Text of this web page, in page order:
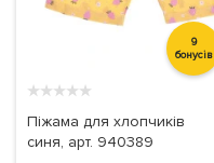
9
бонусів
★★★★★
Піжама для хлопчиків
синя, арт. 940389